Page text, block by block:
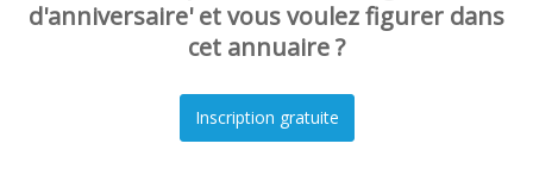
d'anniversaire' et vous voulez figurer dans
cet annuaire ?